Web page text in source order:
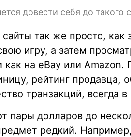
довести себя до такого
сайты так же просто,
игру, а затем
на eBay или Amazon.
рейтинг продавца,
транзакций, всегда
пары долларов до
редкий.